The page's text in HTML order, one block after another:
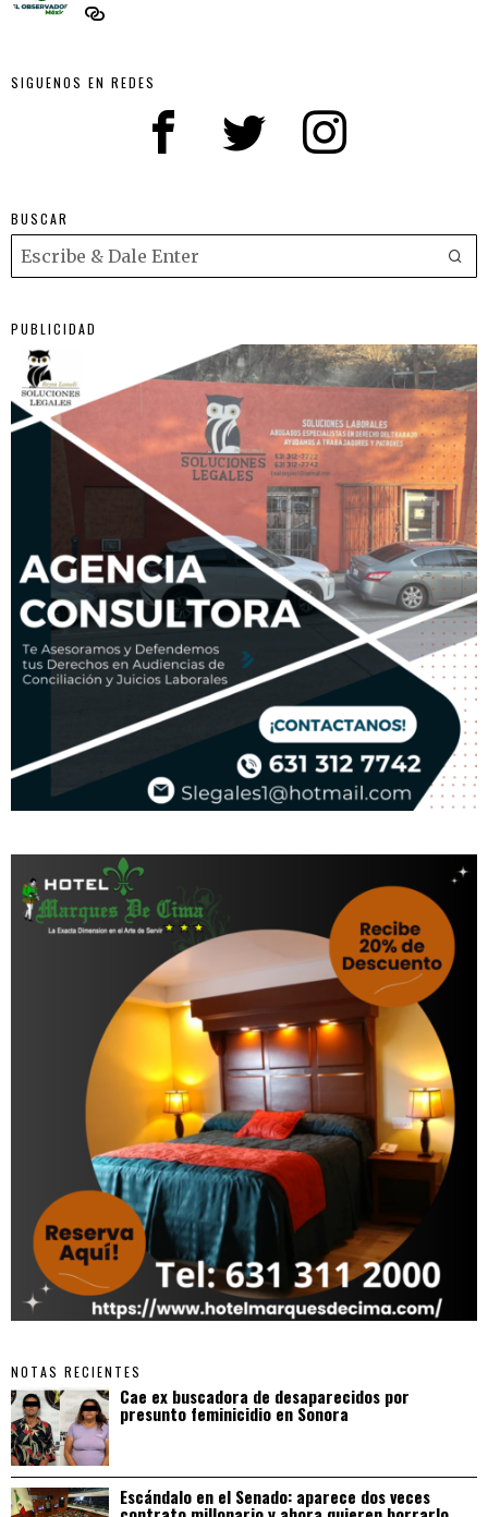
SIGUENOS EN REDES
BUSCAR
PUBLICIDAD
NOTAS RECIENTES
Cae ex buscadora de desaparecidos por
presunto feminicidio en Sonora
Escándalo en el Senado: aparece dos veces